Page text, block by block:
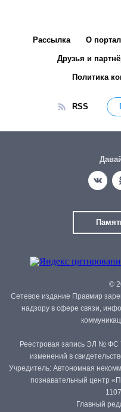
Рассылка О
Друзья и
Политика
RSS
©
Сетевое издание Правмир
надзору в сфере связи,
Реестровая запись ЭЛ № ФС
изменений в
Учредитель: Автономная
познавательный центр
Главный